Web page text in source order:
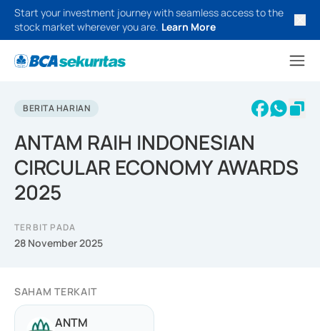
Start your investment journey with seamless access to the
stock market wherever you are. Learn More
BERITA HARIAN
ANTAM RAIH INDONESIAN
CIRCULAR ECONOMY AWARDS
2025
TERBIT PADA
28 November 2025
SAHAM TERKAIT
ANTM